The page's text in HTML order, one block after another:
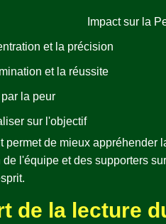
Impact sur la
et la précision
et la réussite
la peur
sur l'objectif
de mieux appréhender
l'équipe et des supporters
de la lecture